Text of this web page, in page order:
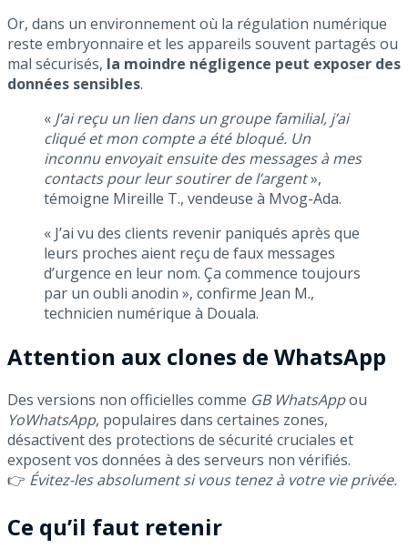
Or, dans un environnement où la régulation numérique
reste embryonnaire et les appareils souvent partagés ou
mal sécurisés, la moindre négligence peut exposer des
données sensibles.
« J’ai reçu un lien dans un groupe familial, j’ai
cliqué et mon compte a été bloqué. Un
inconnu envoyait ensuite des messages à mes
contacts pour leur soutirer de l’argent»,
témoigne Mireille T., vendeuse à Mvog-Ada.
« J’ai vu des clients revenir paniqués après que
leurs proches aient reçu de faux messages
d’urgence en leur nom. Ça commence toujours
par un oubli anodin », confirme Jean M.,
technicien numérique à Douala.
Attention aux clones de WhatsApp
Des versions non officielles comme GB WhatsAppou
YoWhatsApp, populaires dans certaines zones,
désactivent des protections de sécurité cruciales et
exposent vos données à des serveurs non vérifiés.
👉 Évitez-les absolument si vous tenez à votre vie privée.
Ce qu’il faut retenir